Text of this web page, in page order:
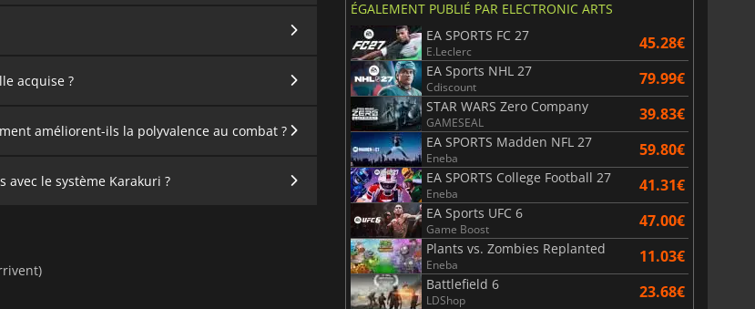
acquise ?
améliorent-ils la polyvalence au combat ?
le système Karakuri ?
ÉGALEMENT PUBLIÉ PAR ELECTRONIC ARTS
EA SPORTS FC 27
E.Leclerc 45.28€
EA Sports NHL 27
Cdiscount 79.99€
STAR WARS Zero Company
GAMESEAL 39.83€
EA SPORTS Madden NFL 27
Eneba 59.80€
EA SPORTS College Football 27
Eneba 41.31€
EA Sports UFC 6
Game Boost 47.00€
Plants vs. Zombies Replanted
Eneba 11.03€
Battlefield 6
LDShop 23.68€